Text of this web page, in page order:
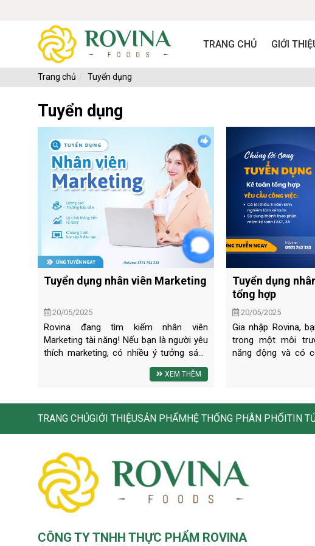
TRANG CHỦ GIỚI
Trang chủ Tuyển dụng
Tuyển dụng
Tuyển dụng nhân viên Marketing
20/05/2025
Rovina đang tìm kiếm nhân viên
Marketing tài năng! Nếu bạn là người yêu
thích marketing, có nhiều ý tưởng sáng
tạo và muốn tạo dấu ấn trong ngành
thực phẩm, đừng bỏ lỡ cơ hội gia nhập
XEM THÊM
Tuyển dụng
tổng hợp
20/05/2025
Gia nhập Rovina,
trong một môi
năng động và có
triển các kỹ năng
Chúng tôi cam
phát huy tối đa
vào thành công
TRANG CHỦGIỚI THIỆUSẢN PHẨM HỆ THỐNG PHÂN PHỐI TIN
CÔNG TY TNHH THỰC PHẨM ROVINA